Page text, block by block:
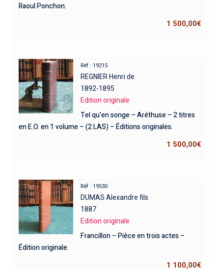
Raoul Ponchon.
1 500,00€
Réf : 19215
REGNIER Henri de
1892-1895
Edition originale
Tel qu’en songe – Aréthuse – 2 titres
en E.O. en 1 volume – (2 LAS) – Éditions originales.
1 500,00€
Réf : 19530
DUMAS Alexandre fils
1887
Edition originale
Francillon – Pièce en trois actes –
Édition originale.
1 100,00€